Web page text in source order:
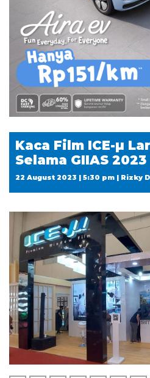
Kaca Film ICE-µ
Selama GIIAS 2023
22 August 2023 | 5:30 pm | Rizky